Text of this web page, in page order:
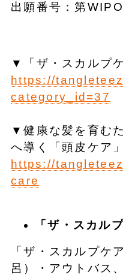
出願番号：第
▼「ザ・スカルプ
https://
category_id=37
▼健康な髪を育む
へ導く「頭皮ケア
https://
care
「ザ・スカル
「ザ・スカルプケ
呂）・アウトバス